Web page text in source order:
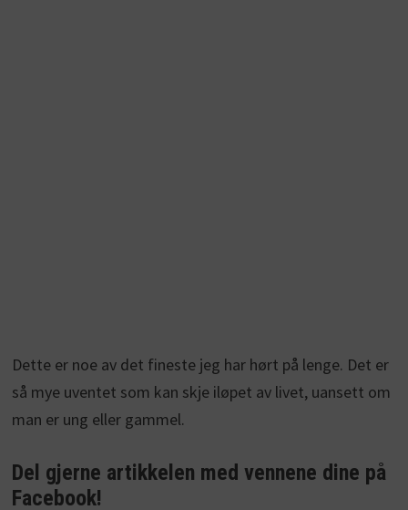
Dette er noe av det fineste jeg har hørt på lenge. Det er
så mye uventet som kan skje iløpet av livet, uansett om
man er ung eller gammel.
Del gjerne artikkelen med vennene dine på
Facebook!